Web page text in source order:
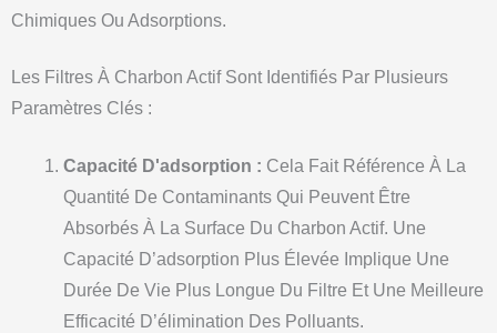
Chimiques Ou Adsorptions.
Les Filtres À Charbon Actif Sont Identifiés Par Plusieurs
Paramètres Clés :
Capacité D'adsorption : Cela Fait Référence À La
Quantité De Contaminants Qui Peuvent Être
Absorbés À La Surface Du Charbon Actif. Une
Capacité D’adsorption Plus Élevée Implique Une
Durée De Vie Plus Longue Du Filtre Et Une Meilleure
Efficacité D’élimination Des Polluants.